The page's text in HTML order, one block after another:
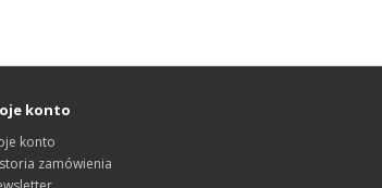
konto
konto
zamówienia